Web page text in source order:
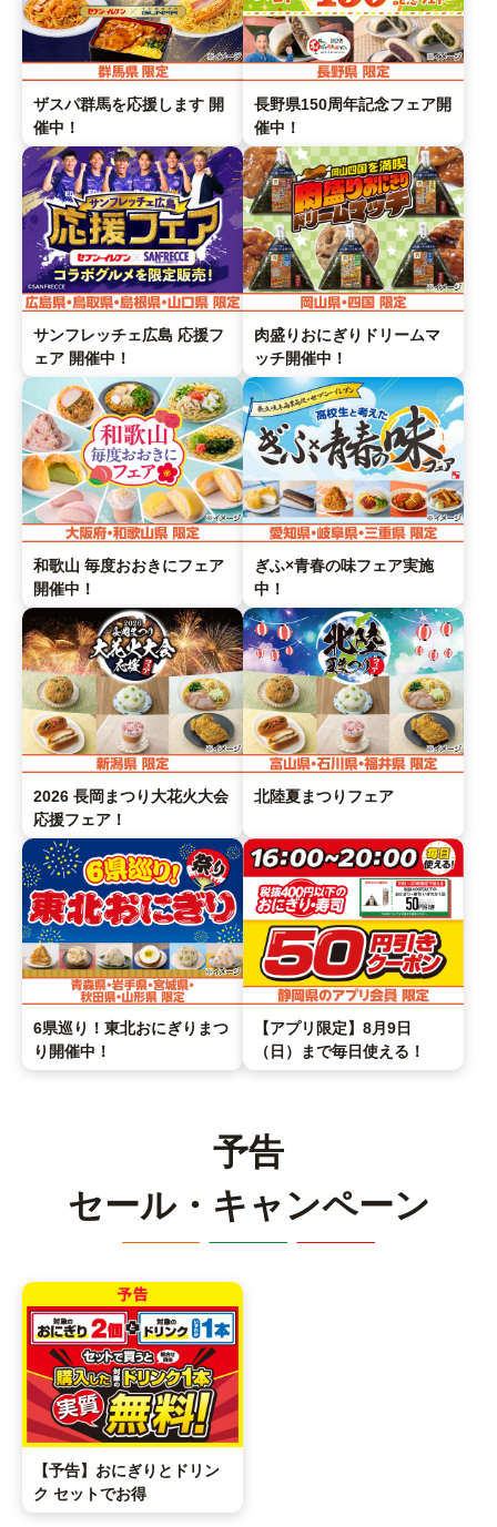
ザスパ群馬を応援します 開
催中！
長野県150周年記念フェア開
催中！
サンフレッチェ広島 応援フ
ェア 開催中！
肉盛りおにぎりドリームマ
ッチ開催中！
和歌山 毎度おおきにフェア
開催中！
ぎふ×青春の味フェア実施
中！
2026 長岡まつり大花火大会
応援フェア！
北陸夏まつりフェア
6県巡り！東北おにぎりまつ
り開催中！
【アプリ限定】8月9日
（日）まで毎日使える！
予告
セール・キャンペーン
【予告】おにぎりとドリン
ク セットでお得